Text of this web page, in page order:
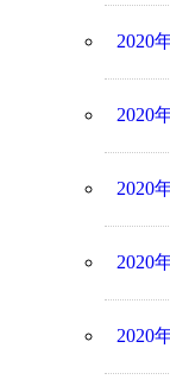
2020
2020
2020
2020
2020